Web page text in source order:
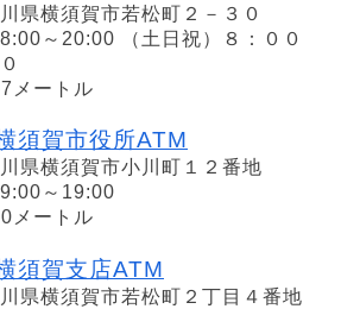
県横須賀市若松町２－３０
～20:00 （土日祝）８：００
メートル
須賀市役所ATM
県横須賀市小川町１２番地
～19:00
メートル
須賀支店ATM
県横須賀市若松町２丁目４番地